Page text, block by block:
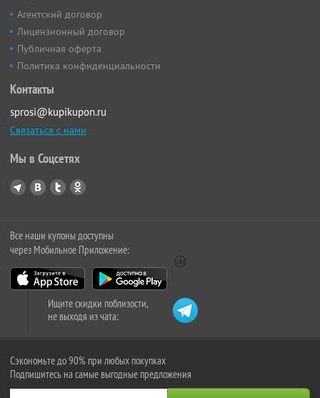
Агентский договор
Лицензионный договор
Публичная оферта
Политика конфиденциальности
Контакты
sprosi@kupikupon.ru
Связаться с нами
Мы в Соцсетях
Все наши купоны доступны
через Мобильное Приложение:
Ищите скидки поблизости,
не выходя из чата:
Сэкономьте до 90% при любых покупках
Подпишитесь на самые выгодные предложения